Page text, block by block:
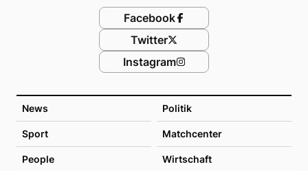
News Politik
Sport Matchcenter
People Wirtschaft
Facebook
Twitter
Instagram